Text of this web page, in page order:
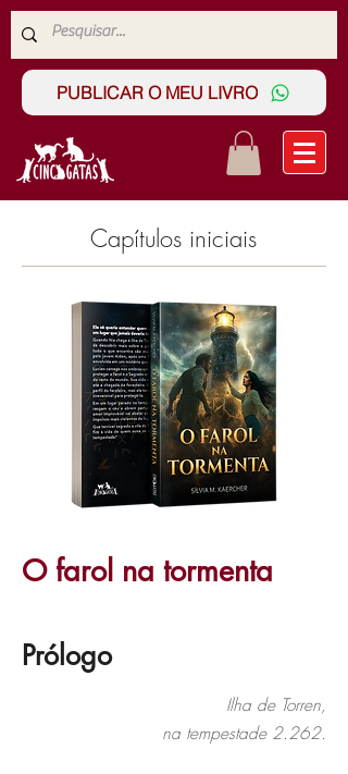
PUBLICAR O MEU LIVRO
Capítulos iniciais
O farol na tormenta
Prólogo
Ilha de Torren,
na tempestade 2.262.